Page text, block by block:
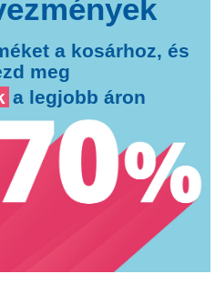
a kosárhoz, és
meg
a legjobb áron